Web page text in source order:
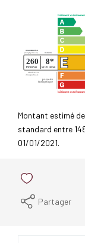
Montant estimé
standard entre
01/01/2021.
Partager